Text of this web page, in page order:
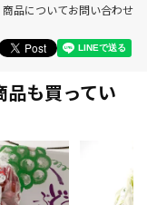
商品についてお問い合わせ
品も買ってい